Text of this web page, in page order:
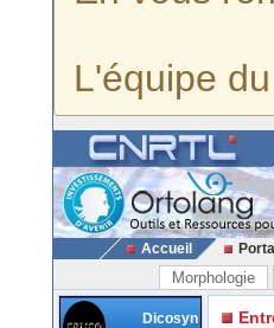
L'équipe
Accueil
Morphologie
Dicosyn